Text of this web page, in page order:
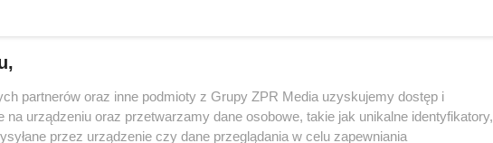
partnerów oraz inne podmioty z Grupy ZPR Media uzyskujemy dostęp i
na urządzeniu oraz przetwarzamy dane osobowe, takie jak unikalne identyfikatory,
przez urządzenie czy dane przeglądania w celu zapewniania